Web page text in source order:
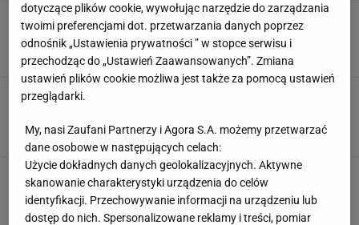
Kawa kuloodporna to najlepszy spalacz
tłuszczu
ENERGIA KAWA KOFEINA ZMĘCZENIE
ENERGIA EWA CHODAKOWSKA FITNESS KOKTAJL PRZEPISY
Jak poprawić samopoczucie? [15 SPOSOBÓW
NA ZŁE SAMOPOCZUCIE]
DEPRESJA ENERGIA STRES
dotyczące plików cookie, wywołując narzędzie do zarządzania
twoimi preferencjami dot. przetwarzania danych poprzez
odnośnik „Ustawienia prywatności ” w stopce serwisu i
przechodząc do „Ustawień Zaawansowanych”. Zmiana
ustawień plików cookie możliwa jest także za pomocą ustawień
przeglądarki.
My, nasi Zaufani Partnerzy i Agora S.A. możemy przetwarzać
dane osobowe w następujących celach:
Użycie dokładnych danych geolokalizacyjnych. Aktywne
skanowanie charakterystyki urządzenia do celów
identyfikacji. Przechowywanie informacji na urządzeniu lub
dostęp do nich. Spersonalizowane reklamy i treści, pomiar